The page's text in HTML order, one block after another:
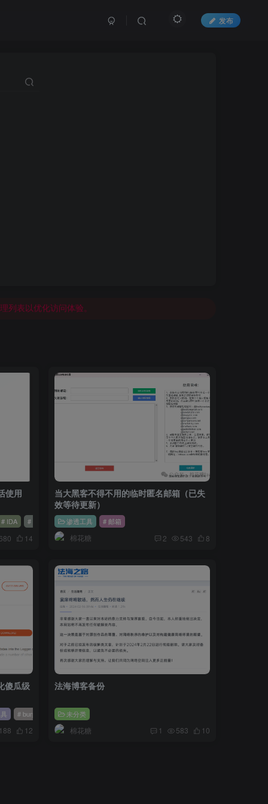
发布
！
使用
# IDA # 工具
14
当大黑客不得不用的临时匿名邮箱（已失
效等待更新）
渗透工具 # 邮箱
棉花糖 2 543 8
傻瓜级
# burp # 破解工具
12
法海博客备份
未分类
棉花糖 1 583 10